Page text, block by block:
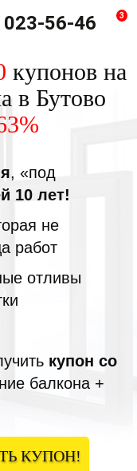
56-46 3
купонов на
в Бутово
, «под
10 лет!
не
работ
отливы
купон со
балкона +
КУПОН!